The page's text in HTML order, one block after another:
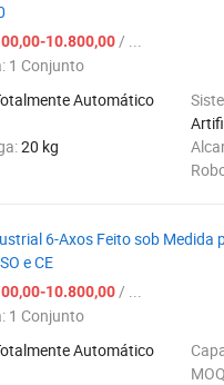
10.800,00/ ...
1 Conjunto
Automático
20 kg
6-Axos Feito sob Medida
e CE
10.800,00/ ...
1 Conjunto
Automático